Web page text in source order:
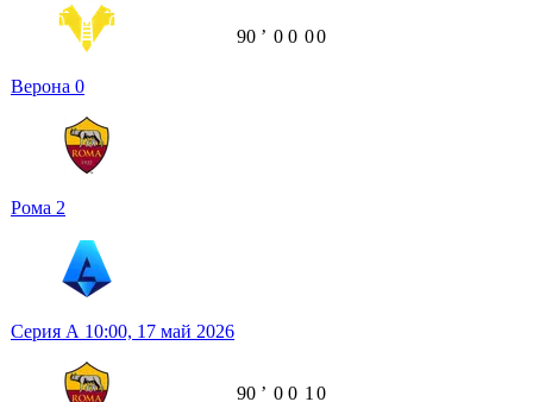
Верона 0
Рома 2
90 ʼ 0 0 00
Серия А 10:00, 17 май 2026
90 ʼ 0 0 1 0